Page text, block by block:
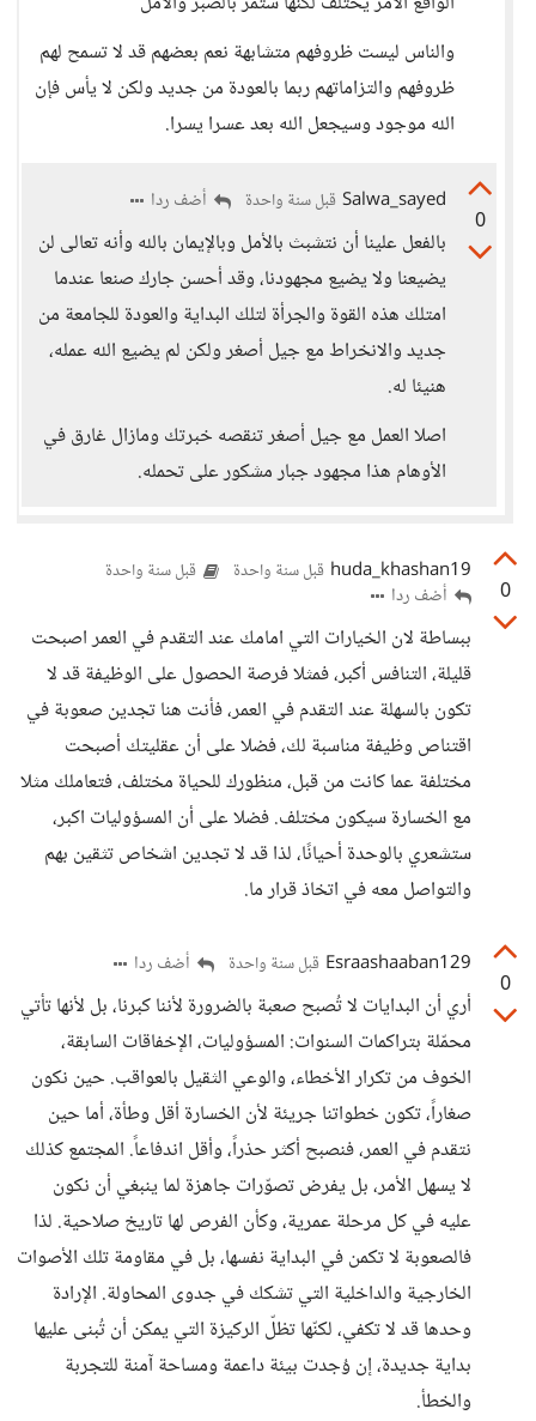
والناس ليست ظروفهم متشابهة نعم بعضهم قد لا تسمح لهم
ظروفهم والتزاماتهم ربما بالعودة من جديد ولكن لا يأس فإن
الله موجود وسيجعل الله بعد عسرا يسرا.
0
Salwa_sayed قبل سنة واحدة أضف ردا
بالفعل علينا أن نتشبث بالأمل وبالإيمان بالله وأنه تعالى لن
يضيعنا ولا يضيع مجهودنا، وقد أحسن جارك صنعا عندما
امتلك هذه القوة والجرأة لتلك البداية والعودة للجامعة من
جديد والانخراط مع جيل أصغر ولكن لم يضيع الله عمله،
هنيئا له.
اصلا العمل مع جيل أصغر تنقصه خبرتك ومازال غارق في
الأوهام هذا مجهود جبار مشكور على تحمله.
0
huda_khashan19 قبل سنة واحدة قبل سنة واحدة
أضف ردا
ببساطة لان الخيارات التي امامك عند التقدم في العمر اصبحت
قليلة، التنافس أكبر، فمثلا فرصة الحصول على الوظيفة قد لا
تكون بالسهلة عند التقدم في العمر، فأنت هنا تجدين صعوبة في
اقتناص وظيفة مناسبة لك، فضلا على أن عقليتك أصبحت
مختلفة عما كانت من قبل، منظورك للحياة مختلف، فتعاملك مثلا
مع الخسارة سيكون مختلف. فضلا على أن المسؤوليات اكبر،
ستشعري بالوحدة أحيانًا، لذا قد لا تجدين اشخاص تثقين بهم
والتواصل معه في اتخاذ قرار ما.
0
Esraashaaban129 قبل سنة واحدة أضف ردا
أري أن البدايات لا تُصبح صعبة بالضرورة لأننا كبرنا، بل لأنها تأتي
محمّلة بتراكمات السنوات: المسؤوليات، الإخفاقات السابقة،
الخوف من تكرار الأخطاء، والوعي الثقيل بالعواقب. حين نكون
صغاراً، تكون خطواتنا جريئة لأن الخسارة أقل وطأة، أما حين
نتقدم في العمر، فنصبح أكثر حذراً، وأقل اندفاعاً. المجتمع كذلك
لا يسهل الأمر، بل يفرض تصوّرات جاهزة لما ينبغي أن نكون
عليه في كل مرحلة عمرية، وكأن الفرص لها تاريخ صلاحية. لذا
فالصعوبة لا تكمن في البداية نفسها، بل في مقاومة تلك الأصوات
الخارجية والداخلية التي تشكك في جدوى المحاولة. الإرادة
وحدها قد لا تكفي، لكنّها تظلّ الركيزة التي يمكن أن تُبنى عليها
بداية جديدة، إن وُجدت بيئة داعمة ومساحة آمنة للتجربة
والخطأ.